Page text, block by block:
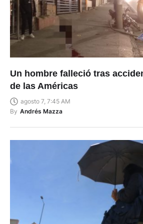
Un hombre falleció tras
de las Américas
agosto 7, 7:45 AM
By Andrés Mazza